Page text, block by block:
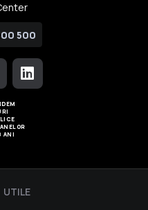
500
ANI
UTILE